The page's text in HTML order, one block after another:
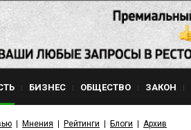
БИЗНЕС ОБЩЕСТВО ЗАКОН
Мнения Рейтинги Блоги Архив